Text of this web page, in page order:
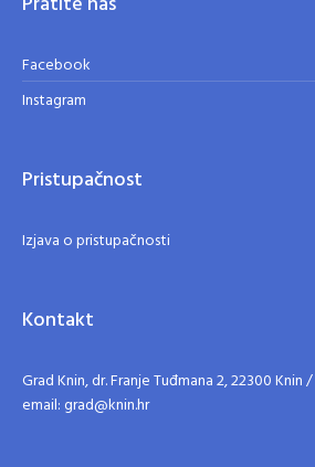
Facebook
Instagram
Pristupačnost
Izjava o pristupačnosti
Kontakt
Grad Knin, dr. Franje Tuđmana 2, 22300
email: grad@knin.hr